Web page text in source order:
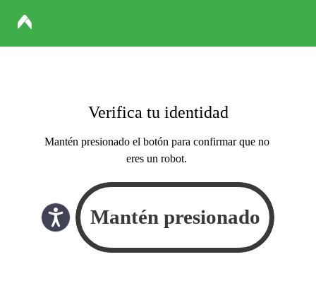
Verifica tu identidad
Mantén presionado el botón para confirmar que no
eres un robot.